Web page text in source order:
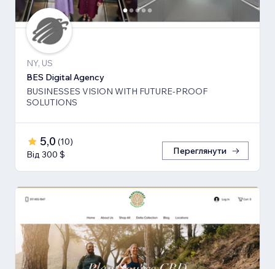
NY, US
BES Digital Agency
BUSINESSES VISION WITH FUTURE-PROOF
SOLUTIONS
5,0 (10)
Від 300 $
Переглянути